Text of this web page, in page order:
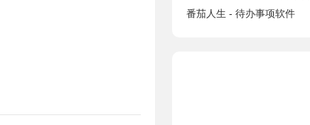
番茄人生 - 待办事项软件